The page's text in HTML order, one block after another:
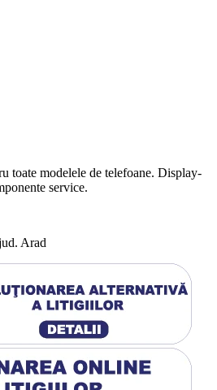
toate modelele de telefoane. Display-
service.
Arad